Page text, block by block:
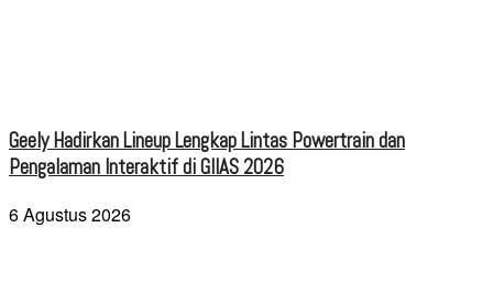
Geely Hadirkan Lineup Lengkap Lintas Powertrain dan
Pengalaman Interaktif di GIIAS 2026
6 Agustus 2026